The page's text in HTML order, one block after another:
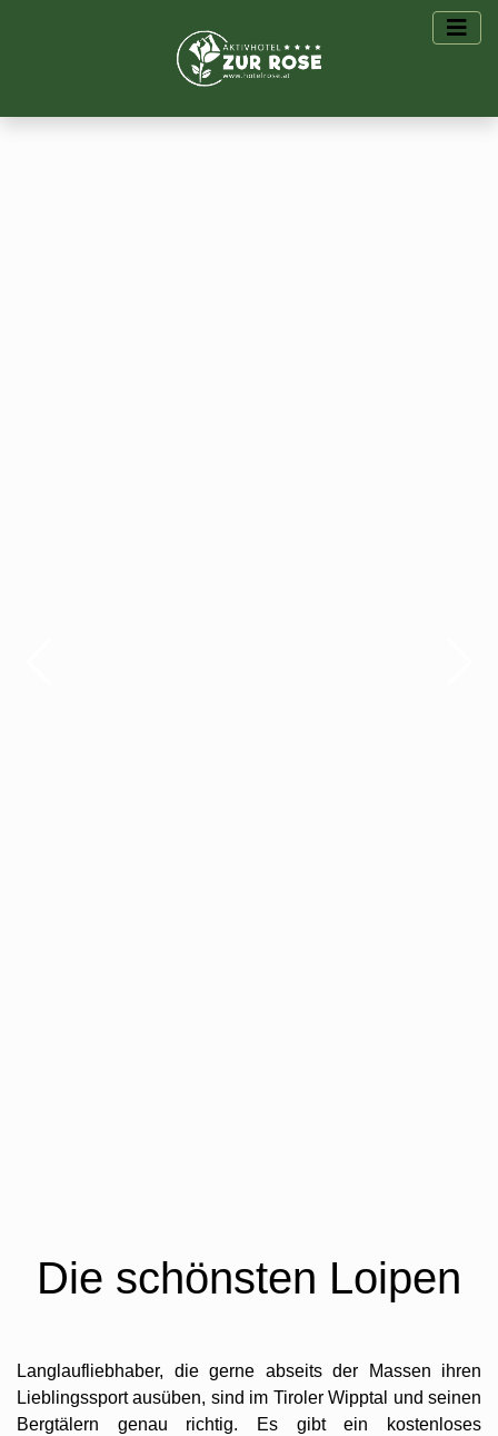
Die schönsten Loipen
Langlaufliebhaber, die gerne abseits der Massen ihren
Lieblingssport ausüben, sind im Tiroler Wipptal und seinen
Bergtälern genau richtig. Es gibt ein kostenloses